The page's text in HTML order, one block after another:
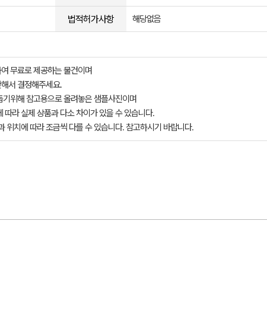
법적허가사항 해당없음
무료로 제공하는 물건이며
서 결정해주세요.
위해 참고용으로 올려놓은 샘플사진이며
따라 실제 상품과 다소 차이가 있을 수 있습니다.
위치에 따라 조금씩 다를 수 있습니다. 참고하시기 바랍니다.